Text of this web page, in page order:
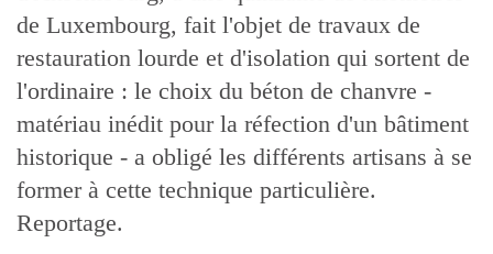
de Luxembourg, fait l'objet de travaux de
restauration lourde et d'isolation qui sortent de
l'ordinaire : le choix du béton de chanvre -
matériau inédit pour la réfection d'un bâtiment
historique - a obligé les différents artisans à se
former à cette technique particulière.
Reportage.